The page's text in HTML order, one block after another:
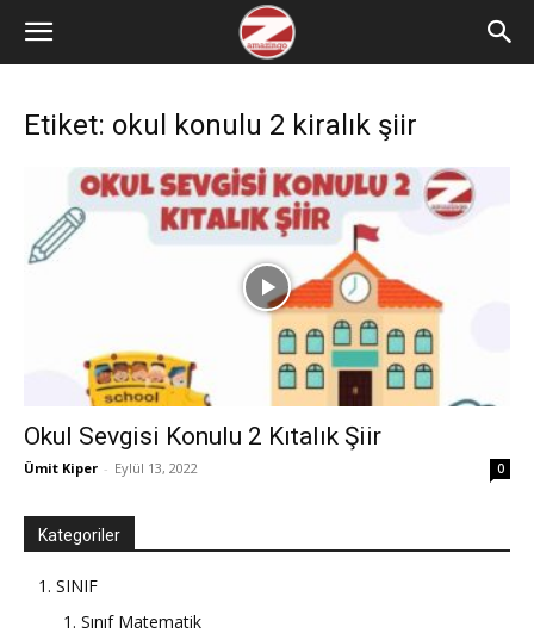
Etiket: okul konulu 2 kiralık şiir
Okul Sevgisi Konulu 2 Kıtalık Şiir
Ümit Kiper - Eylül 13, 2022 0
Kategoriler
1. SINIF
1. Sınıf Matematik